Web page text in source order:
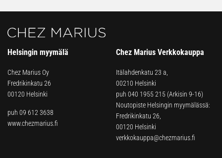
Helsingin myymälä
Chez Marius Oy
Fredrikinkatu 26
00120 Helsinki
puh 09 612 3638
www.chezmarius.fi
Chez Marius Verkkokauppa
Itälahdenkatu 23 a,
00210 Helsinki
puh 040 1955 215 (Arkisin 9-16)
Noutopiste Helsingin myymälässä:
Fredrikinkatu 26,
00120 Helsinki
verkkokauppa@chezmarius.fi